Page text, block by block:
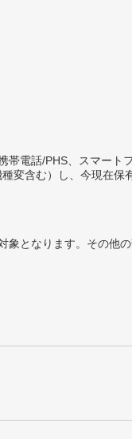
帯電話/PHS、スマートフ
変含む）し、今現在保
象となります。その他